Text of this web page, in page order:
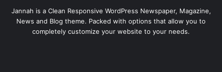
Jannah is a Clean Responsive WordPress Newspaper, Magazine,
News and Blog theme. Packed with options that allow you to
completely customize your website to your needs.